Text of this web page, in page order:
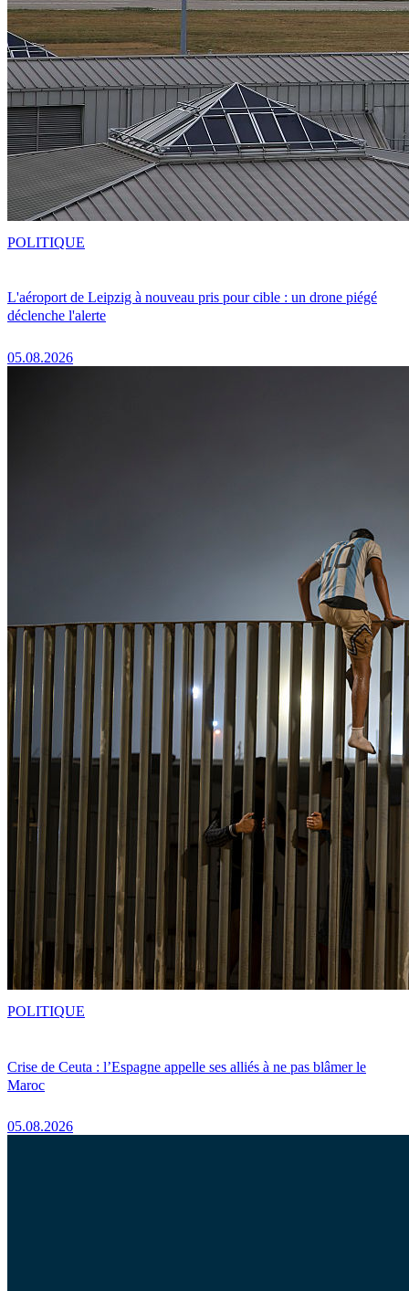
L'aéroport de Leipzig à nouveau pris pour cible : un drone piégé
déclenche l'alerte
05.08.2026
POLITIQUE
Crise de Ceuta : l’Espagne appelle ses alliés à ne pas blâmer le
Maroc
05.08.2026
POLITIQUE